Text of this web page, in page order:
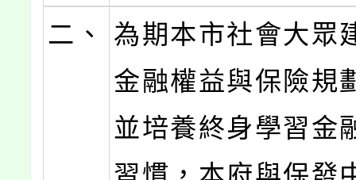
二、
為期本市社會大眾
金融權益與保險規
並培養終身學習金